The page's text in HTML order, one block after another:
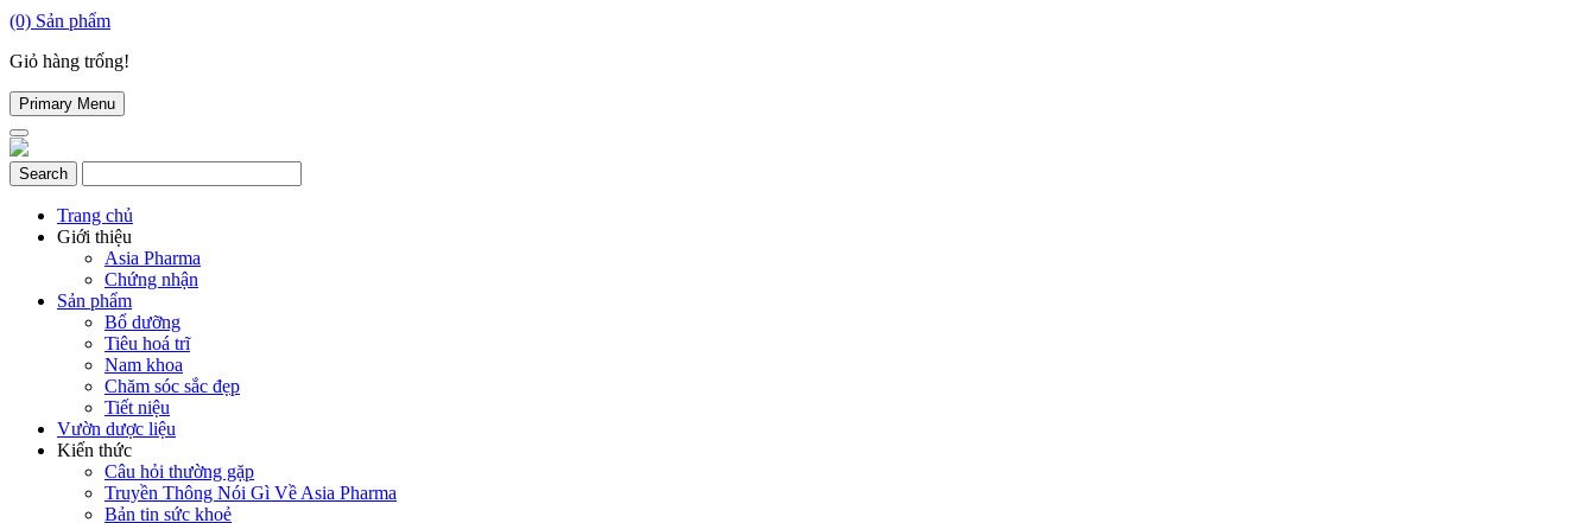
(0) Sản phẩm
Giỏ hàng trống!
Primary Menu
Trang chủ
Giới thiệu
Asia Pharma
Chứng nhận
Sản phẩm
Bổ dưỡng
Tiêu hoá trĩ
Nam khoa
Chăm sóc sắc đẹp
Tiết niệu
Vườn dược liệu
Kiến thức
Câu hỏi thường gặp
Truyền Thông Nói Gì Về Asia Pharma
Bản tin sức khoẻ